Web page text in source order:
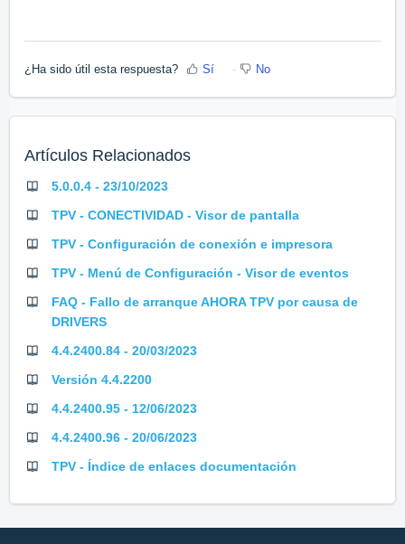
¿Ha sido útil esta respuesta? Sí No
Artículos Relacionados
5.0.0.4 - 23/10/2023
TPV - CONECTIVIDAD - Visor de pantalla
TPV - Configuración de conexión e impresora
TPV - Menú de Configuración - Visor de eventos
FAQ - Fallo de arranque AHORA TPV por causa de
DRIVERS
4.4.2400.84 - 20/03/2023
Versión 4.4.2200
4.4.2400.95 - 12/06/2023
4.4.2400.96 - 20/06/2023
TPV - Índice de enlaces documentación